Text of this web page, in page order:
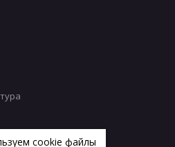
cookie файлы